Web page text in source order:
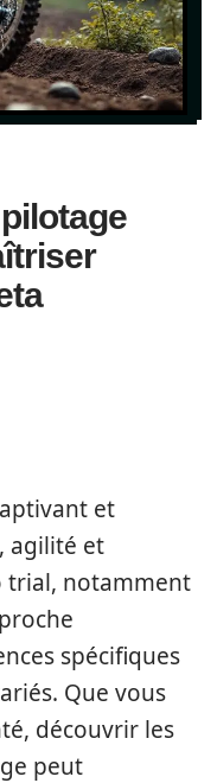
et
agilité et
trial, notamment
spécifiques
Que vous
découvrir les
peut